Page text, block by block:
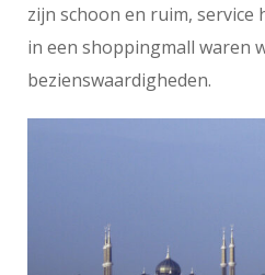
zijn schoon en ruim, service
in een shoppingmall waren
bezienswaardigheden.